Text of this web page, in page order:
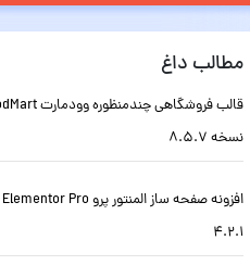
مطالب داغ
نسخه 8.5.7
4.2.1